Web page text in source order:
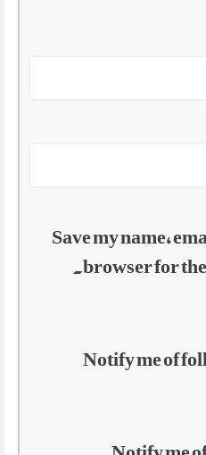
Save my name,
browser for
Notify me of